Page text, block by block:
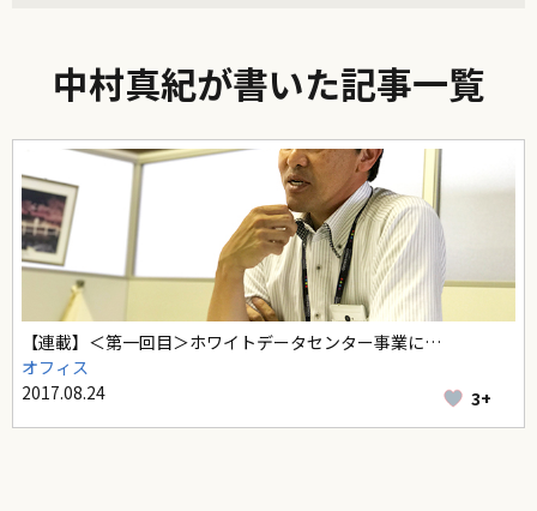
中村真紀が書いた記事一覧
【連載】＜第一回目＞ホワイトデータセンター事業に…
オフィス
2017.08.24
3+